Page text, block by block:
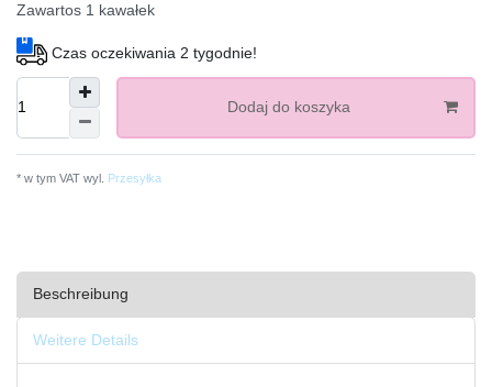
Zawartos 1 kawałek
Czas oczekiwania 2 tygodnie!
Dodaj do koszyka
* w tym VAT wyl. Przesyłka
Beschreibung
Weitere Details